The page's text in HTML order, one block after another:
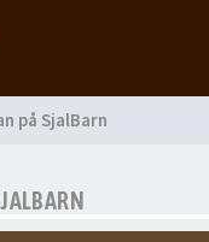
på SjalBarn